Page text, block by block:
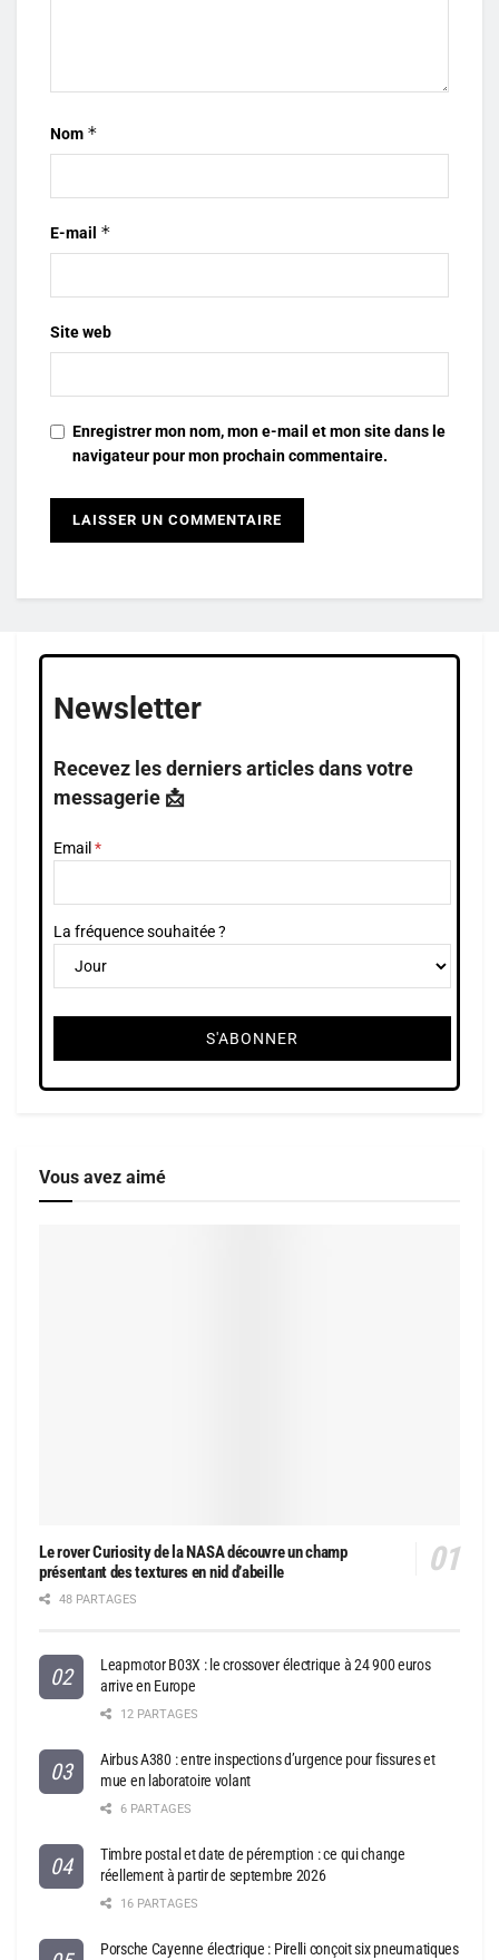
Nom *
E-mail *
Site web
Enregistrer mon nom, mon e-mail et mon site dans le
navigateur pour mon prochain commentaire.
Newsletter
Recevez les derniers articles dans votre
messagerie 📩
Email
La fréquence souhaitée ?
Vous avez aimé
Le rover Curiosity de la NASA découvre un champ
présentant des textures en nid d’abeille
48 PARTAGES
Leapmotor B03X : le crossover électrique à 24 900 euros
arrive en Europe
12 PARTAGES
Airbus A380 : entre inspections d’urgence pour fissures et
mue en laboratoire volant
6 PARTAGES
Timbre postal et date de péremption : ce qui change
réellement à partir de septembre 2026
16 PARTAGES
Porsche Cayenne électrique : Pirelli conçoit six pneumatiques